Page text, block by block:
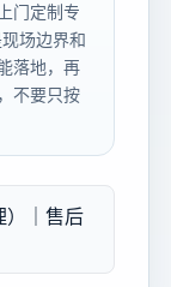
门定制专
场边界和
落地，再
不要只按
）｜售后